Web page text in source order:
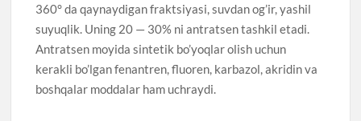
360° da qaynaydigan fraktsiyasi, suvdan og’ir, yashil
suyuqlik. Uning 20 — 30% ni antratsen tashkil etadi.
Antratsen moyida sintetik bo’yoqlar olish uchun
kerakli bo’lgan fenantren, fluoren, karbazol, akridin va
boshqalar moddalar ham uchraydi.